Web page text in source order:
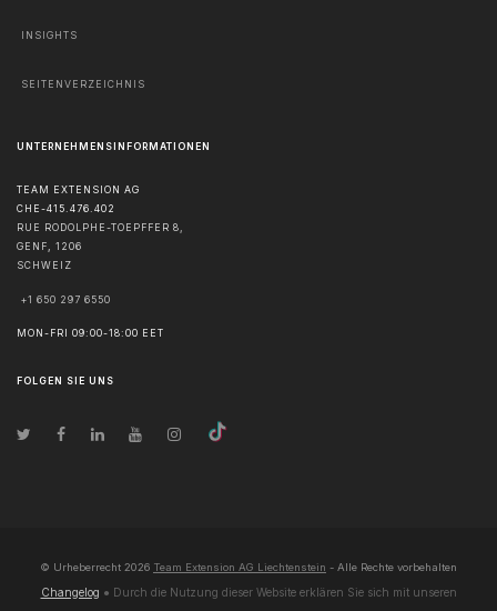
INSIGHTS
SEITENVERZEICHNIS
UNTERNEHMENSINFORMATIONEN
TEAM EXTENSION AG
CHE-415.476.402
RUE RODOLPHE-TOEPFFER 8,
GENF, 1206
SCHWEIZ
+1 650 297 6550
MON-FRI 09:00-18:00 EET
FOLGEN SIE UNS
© Urheberrecht 2026 Team Extension AG Liechtenstein - Alle Rechte vorbehalten
Changelog ● Durch die Nutzung dieser Website erklären Sie sich mit unseren